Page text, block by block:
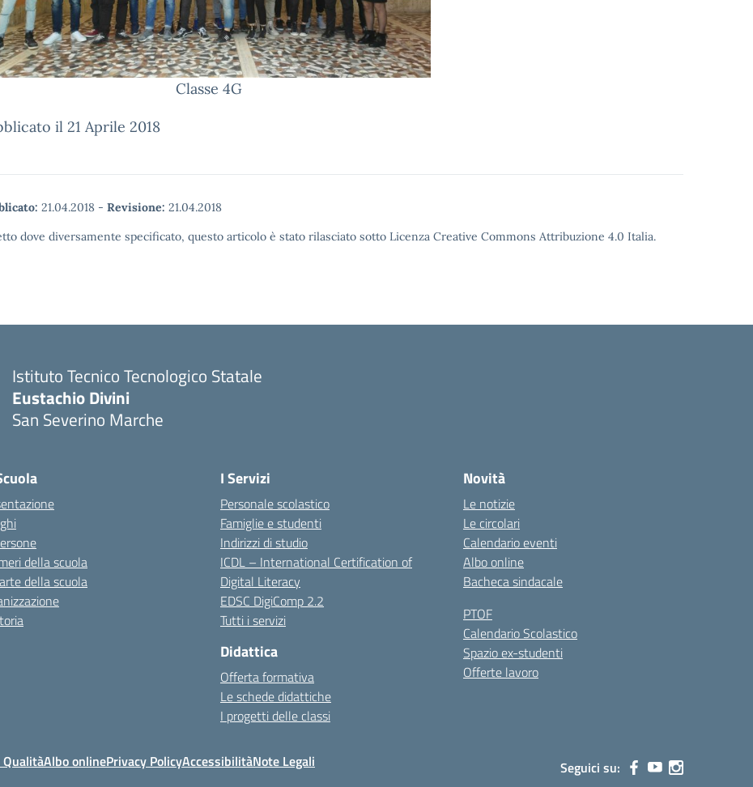
Classe 4G
il 21 Aprile 2018
21.04.2018 - Revisione: 21.04.2018
dove diversamente specificato, questo articolo è stato rilasciato sotto Licenza Creative Commons Attribuzione 4.0 Italia.
Istituto Tecnico Tecnologico Statale
Eustachio Divini
San Severino Marche
della scuola
della scuola
I Servizi
Personale scolastico
Famiglie e studenti
Indirizzi di studio
ICDL – International Certification of
Digital Literacy
EDSC DigiComp 2.2
Tutti i servizi
Didattica
Offerta formativa
Le schede didattiche
I progetti delle classi
Novità
Le notizie
Le circolari
Calendario eventi
Albo online
Bacheca sindacale
PTOF
Calendario Scolastico
Spazio ex-studenti
Offerte lavoro
Albo onlinePrivacy PolicyAccessibilitàNote Legali Seguici su: